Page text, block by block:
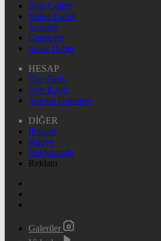
Foto Galeri
Video Galeri
Yazarlar
Gazeteler
Sıcak Haber
HESAP
Üye Giriş
Üye Kayıt
Şifremi Unuttum
DİĞER
İletişim
Künye
Hakkımızda
Reklam
Galeriler